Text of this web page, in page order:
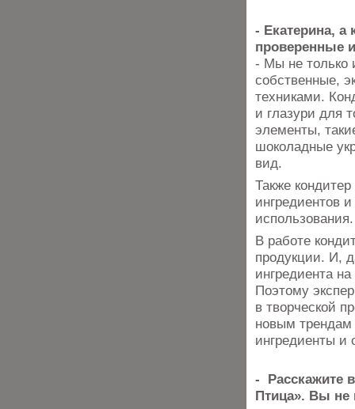
- Екатерина, а
проверенные
- Мы не только
собственные,
техниками.
и глазури для
элементы,
шоколадные
вид.
Также
ингредиентов
В работе
продукции. И,
ингредиента
Поэтому
в творческой
новым трендам
ингредиенты и
- Расскажите
Птица». Вы не